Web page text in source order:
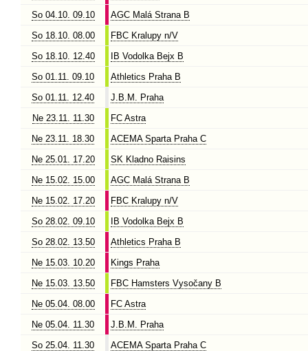
So 04.10. 09.10
AGC Malá Strana B
So 18.10. 08.00
FBC Kralupy n/V
So 18.10. 12.40
IB Vodolka Bejx B
So 01.11. 09.10
Athletics Praha B
So 01.11. 12.40
J.B.M. Praha
Ne 23.11. 11.30
FC Astra
Ne 23.11. 18.30
ACEMA Sparta Praha C
Ne 25.01. 17.20
SK Kladno Raisins
Ne 15.02. 15.00
AGC Malá Strana B
Ne 15.02. 17.20
FBC Kralupy n/V
So 28.02. 09.10
IB Vodolka Bejx B
So 28.02. 13.50
Athletics Praha B
Ne 15.03. 10.20
Kings Praha
Ne 15.03. 13.50
FBC Hamsters Vysočany B
Ne 05.04. 08.00
FC Astra
Ne 05.04. 11.30
J.B.M. Praha
So 25.04. 11.30
ACEMA Sparta Praha C